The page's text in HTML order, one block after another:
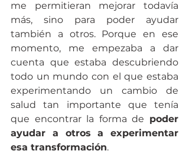
me permitieran mejorar todavía
más, sino para poder ayudar
también a otros. Porque en ese
momento, me empezaba a dar
cuenta que estaba descubriendo
todo un mundo con el que estaba
experimentando un cambio de
salud tan importante que tenía
que encontrar la forma de poder
ayudar a otros a experimentar
esa transformación.